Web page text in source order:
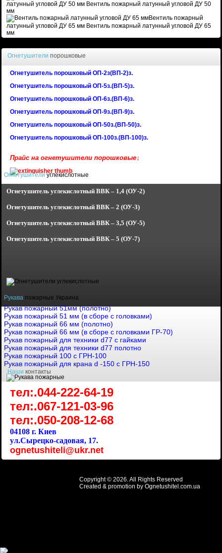
латунный угловой ДУ 50 мм Вентиль пожарный латунный угловой ДУ 50
мм
Вентиль пожарный
латунный угловой ДУ 65 мм Вентиль пожарный латунный угловой ДУ 65
мм
Огнетушители порошковые
Огнетушитель порошковый ОП-2з(ВП-2)з.
Огнетушитель порошковый ОП-5з.(ВП-5)з.
Огнетушитель порошковый ОП-6з.(ВП-6)з.
Огнетушитель порошковый ОП-9з.(ВП-9)з.
Огнетушитель порошковый ОП-50з.(ВП-50)з.
Огнетушитель порошковый ОП-100з.(ВП-100)з.
Прайс на огнетушители порошковые↓
Огнетушителиуглекислотные
Огнетушитель углекислотный ВВК – 1,4 (ОУ-2)
Огнетушитель углекислотный ВВК – 2 (ОУ-3)
Огнетушитель углекислотный ВВК – 3,5 (ОУ-5)
Огнетушитель углекислотный ВВК – 5 (ОУ-7)
Рукава пожарные Украина
Рукав пожарный 51мм (полотно)
Рукав пожарный 51 мм (в сборе с головками)
Рукав пожарный 66 мм (полотно)
Рукав пожарный 66 мм (в сборе с головками ГР-70)
Рукав пожарный для техники d77 с гайками
Рукав пожарный для техники d77 полотно
Рукав пожарный 100 с ГРН-100
Рукав пожарный для крана d -150 с ГРН-150
Наши контакты
тел:.044-222-64-19
тел:.067-121-03-96
тел:.050-208-12-68
04108 г. Киев
ул.Сырецко-садовая, 17.
ognetushiteli@ukr.net
Copyright © 2026. All Rights Reserved
Created & promotion by Ognetushitel.com.ua